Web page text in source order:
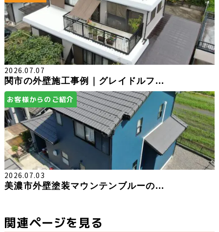
2026.07.07
関市の外壁施工事例｜グレイドルフ...
お客様からのご紹介
2026.07.03
美濃市外壁塗装マウンテンブルーの...
関連ページを見る